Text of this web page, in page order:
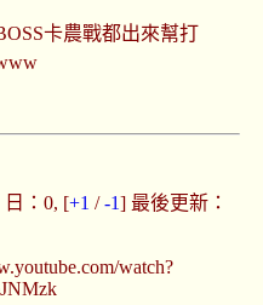
卡農戰都出來幫打
日：0, [+1 /-1] 最後更新：
watch?